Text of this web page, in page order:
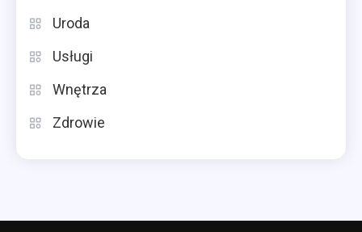
Uroda
Usługi
Wnętrza
Zdrowie